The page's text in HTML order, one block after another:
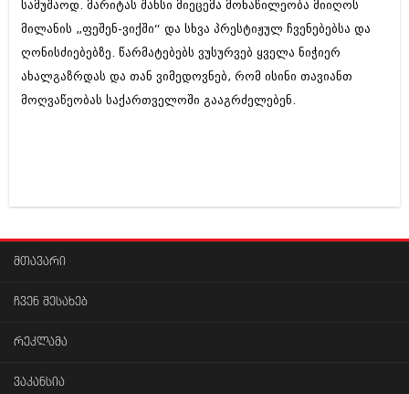
დაიჯესტი
ქალი და მამაკაცი
ისტორია
არქივი
მაისი 2018 (211)
ისტორია
სხვადასხვა
ანონსი
სექტემბერი 2020 (204)
ივლისი 2020 (204)
ივნისი 2020 (249)
არქივის ზომის ნახვა
სამუშაოდ. მარიტას შანსი მიეცემა მონაწილეობა მიიღოს
მილანის „ფეშენ-ვიქში“ და სხვა პრესტიჟულ ჩვენებებსა და
ღონისძიებებზე. წარმატებებს ვუსურვებ ყველა ნიჭიერ
ახალგაზრდას და თან ვიმედოვნებ, რომ ისინი თავიანთ
მოღვაწეობას საქართველოში გააგრძელებენ.
მთავარი
ჩვენ შესახებ
რეკლამა
ვაკანსია